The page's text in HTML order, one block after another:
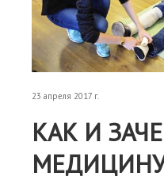
23 апреля 2017 г.
КАК И